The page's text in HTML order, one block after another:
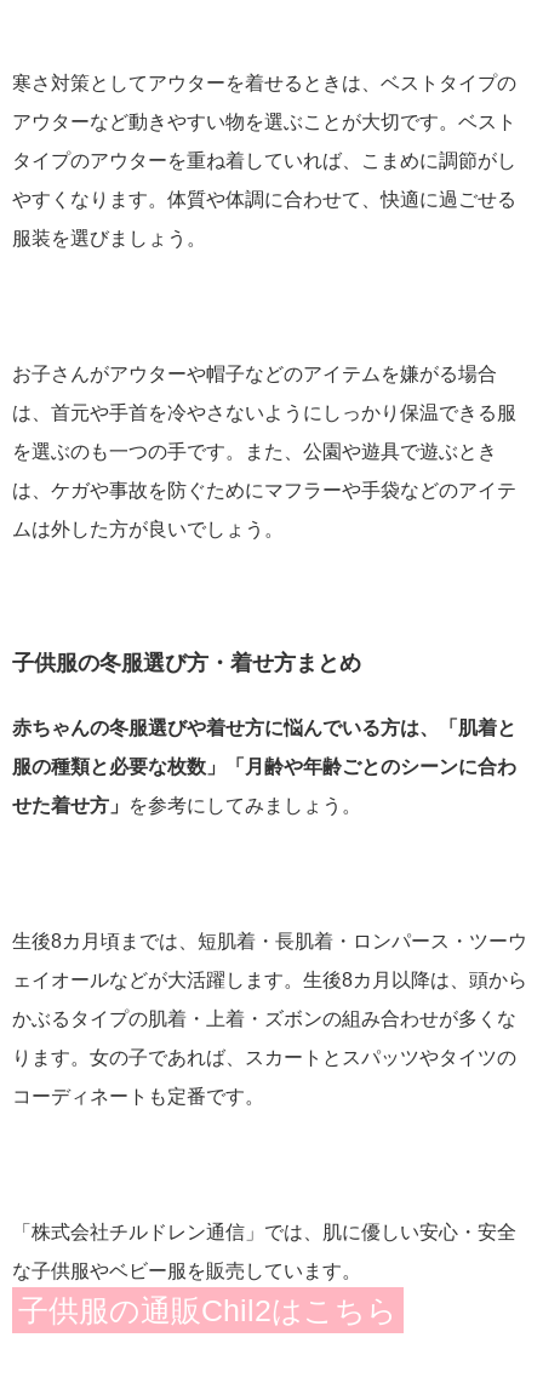
寒さ対策としてアウターを着せるときは、ベストタイプの
アウターなど動きやすい物を選ぶことが大切です。ベスト
タイプのアウターを重ね着していれば、こまめに調節がし
やすくなります。体質や体調に合わせて、快適に過ごせる
服装を選びましょう。
お子さんがアウターや帽子などのアイテムを嫌がる場合
は、首元や手首を冷やさないようにしっかり保温できる服
を選ぶのも一つの手です。また、公園や遊具で遊ぶとき
は、ケガや事故を防ぐためにマフラーや手袋などのアイテ
ムは外した方が良いでしょう。
子供服の冬服選び方・着せ方まとめ
赤ちゃんの冬服選びや着せ方に悩んでいる方は、「肌着と
服の種類と必要な枚数」「月齢や年齢ごとのシーンに合わ
せた着せ方」
を参考にしてみましょう。
生後8カ月頃までは、短肌着・長肌着・ロンパース・ツーウ
ェイオールなどが大活躍します。生後8カ月以降は、頭から
かぶるタイプの肌着・上着・ズボンの組み合わせが多くな
ります。女の子であれば、スカートとスパッツやタイツの
コーディネートも定番です。
「株式会社チルドレン通信」では、肌に優しい安心・安全
な子供服やベビー服を販売しています。
子供服の通販Chil2はこちら